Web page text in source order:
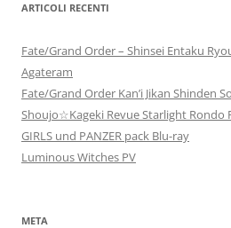
ARTICOLI RECENTI
Fate/Grand Order – Shinsei Entaku
Agateram
Fate/Grand Order Kan’i Jikan Shinden
Shoujo☆Kageki Revue Starlight Rondo
GIRLS und PANZER pack Blu-ray
Luminous Witches PV
META